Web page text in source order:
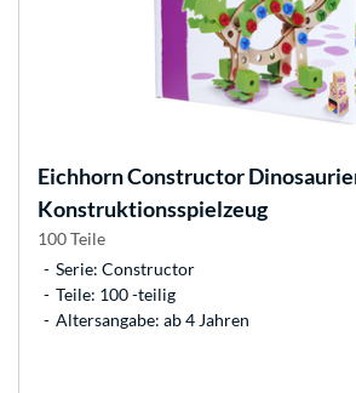
EichhornConstructor
Konstruktionsspielzeug
100 Teile
Serie: Constructor
Teile: 100 -teilig
Altersangabe: ab 4 Jahren